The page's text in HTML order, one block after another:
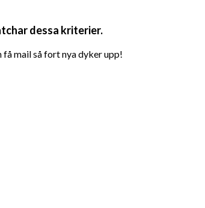
dessa kriterier.
få mail så fort nya dyker upp!